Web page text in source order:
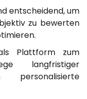
entscheidend, um
zu bewerten
Plattform zum
langfristiger
personalisierte